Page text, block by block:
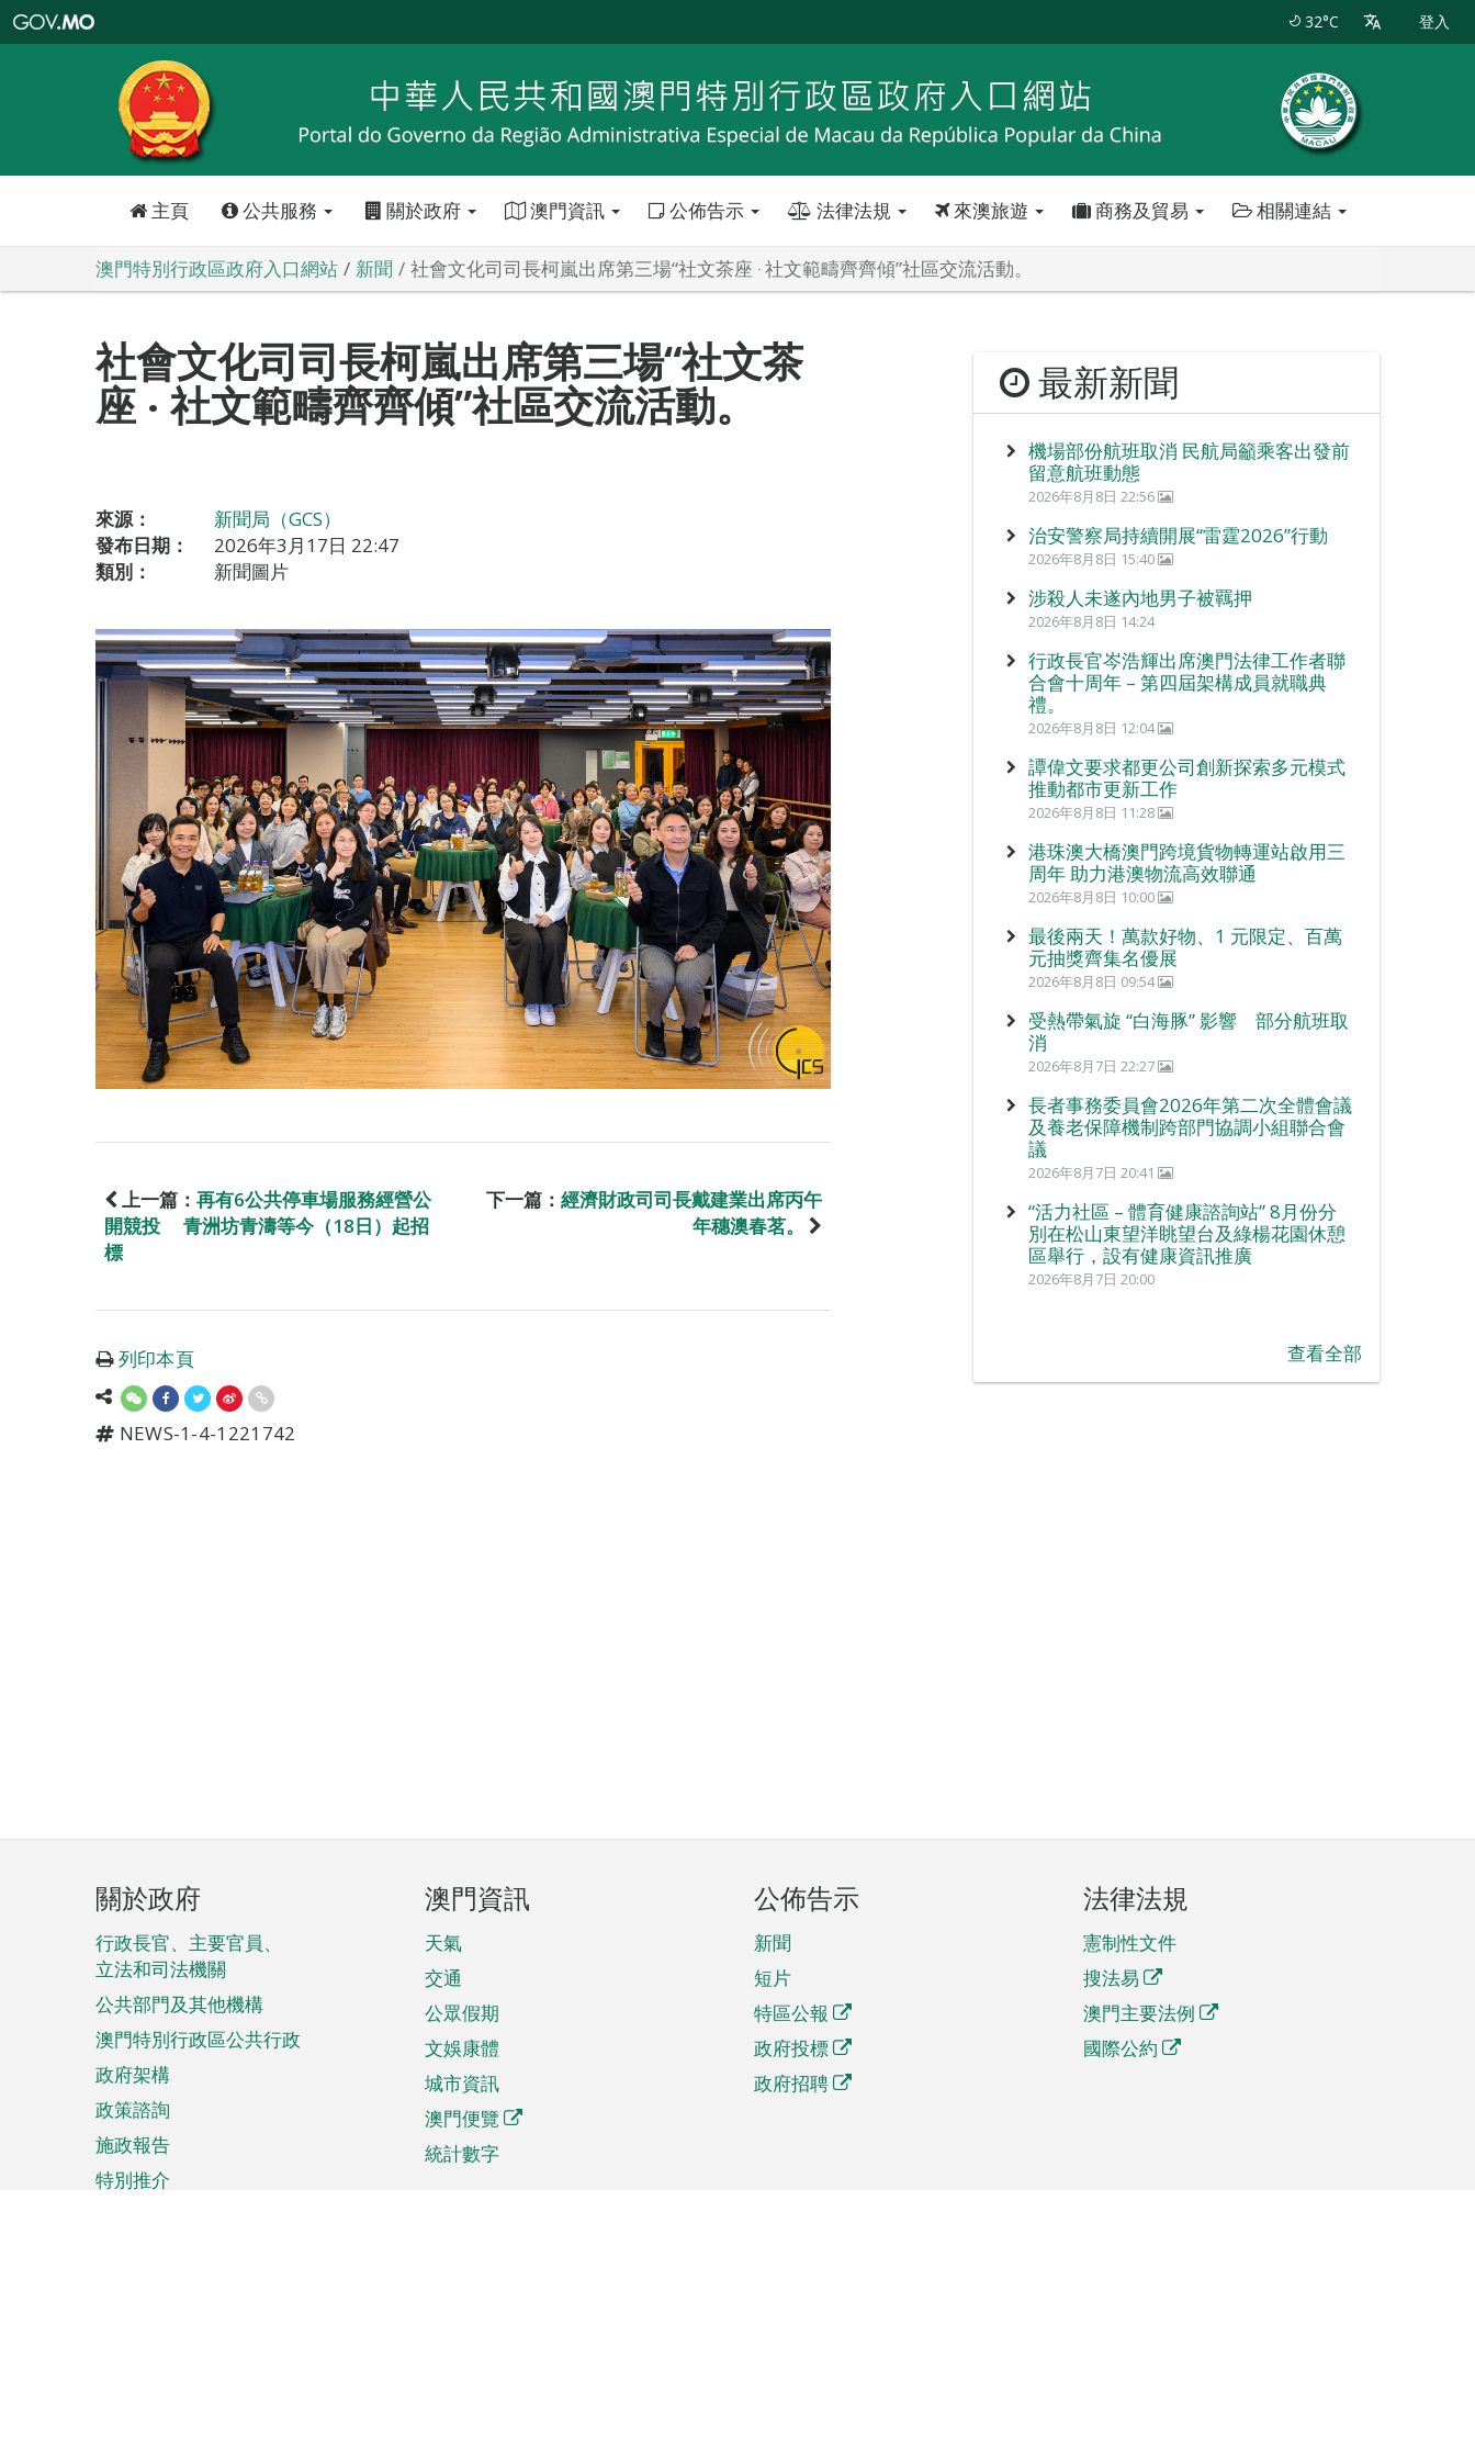
特
政
區
政
口
32°C 登入
主頁 公共服務 關於政府 澳門資訊 公佈告示 法律法規 來澳旅遊 商務及貿易 相關連結
澳門特別行政區政府入口網站 新聞 社會文化司司長柯嵐出席第三場“社文茶座 ‧ 社文範疇齊齊傾”社區交流活動。
社會文化司司長柯嵐出席第三場“社文茶
座 ‧ 社文範疇齊齊傾”社區交流活動。
來源：
新聞局（GCS）
發布日期：
2026年3月17日 22:47
類別：
新聞圖片
上一篇： 再有6公共停車場服務經營公
開競投 青洲坊青濤等今（18日）起招
標
下一篇： 經濟財政司司長戴建業出席丙午
年穗澳春茗。
列印本頁
NEWS-1-4-1221742
最新新聞
機場部份航班取消 民航局籲乘客出發前
留意航班動態
2026年8月8日 22:56
治安警察局持續開展“雷霆2026”行動
2026年8月8日 15:40
涉殺人未遂內地男子被羈押
2026年8月8日 14:24
行政長官岑浩輝出席澳門法律工作者聯
合會十周年 – 第四屆架構成員就職典
禮。
2026年8月8日 12:04
譚偉文要求都更公司創新探索多元模式
推動都市更新工作
2026年8月8日 11:28
港珠澳大橋澳門跨境貨物轉運站啟用三
周年 助力港澳物流高效聯通
2026年8月8日 10:00
最後兩天！萬款好物、1 元限定、百萬
元抽獎齊集名優展
2026年8月8日 09:54
受熱帶氣旋 “白海豚” 影響 部分航班取
消
2026年8月7日 22:27
長者事務委員會2026年第二次全體會議
及養老保障機制跨部門協調小組聯合會
議
2026年8月7日 20:41
“活力社區 – 體育健康諮詢站” 8月份分
別在松山東望洋眺望台及綠楊花園休憩
區舉行，設有健康資訊推廣
2026年8月7日 20:00
查看全部
頁
腳
菜
單
關於政府
行政長官、主要官員、
立法和司法機關
公共部門及其他機構
澳門特別行政區公共行政
政府架構
政策諮詢
施政報告
特別推介
澳門資訊
天氣
交通
公眾假期
文娛康體
城市資訊
澳門便覽
統計數字
公佈告示
新聞
短片
特區公報
政府投標
政府招聘
法律法規
憲制性文件
搜法易
澳門主要法例
國際公約